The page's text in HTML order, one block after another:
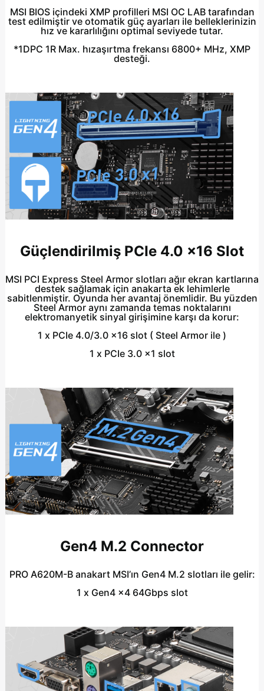
MSI BIOS içindeki XMP profilleri MSI OC LAB tarafından
test edilmiştir ve otomatik güç ayarları ile belleklerinizin
hız ve kararlılığını optimal seviyede tutar.
*1DPC 1R Max. hızaşırtma frekansı 6800+ MHz, XMP
desteği.
Güçlendirilmiş PCIe 4.0 x16 Slot
MSI PCI Express Steel Armor slotları ağır ekran kartlarına
destek sağlamak için anakarta ek lehimlerle
sabitlenmiştir. Oyunda her avantaj önemlidir. Bu yüzden
Steel Armor aynı zamanda temas noktalarını
elektromanyetik sinyal girişimine karşı da korur:
1 x PCIe 4.0/3.0 x16 slot ( Steel Armor ile )
1 x PCIe 3.0 x1 slot
Gen4 M.2 Connector
PRO A620M-B anakart MSI’ın Gen4 M.2 slotları ile gelir:
1 x Gen4 x4 64Gbps slot